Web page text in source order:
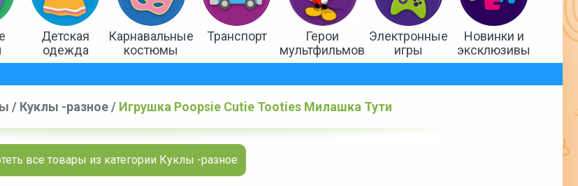
Детская
одежда
Карнавальные
костюмы
Транспорт
Герои
мультфильмов
Электронные
игры
Новинки и
эксклюзивы
/ Куклы -разное / Игрушка Poopsie Cutie Tooties Милашка Тути
все товары из категории Куклы -разное